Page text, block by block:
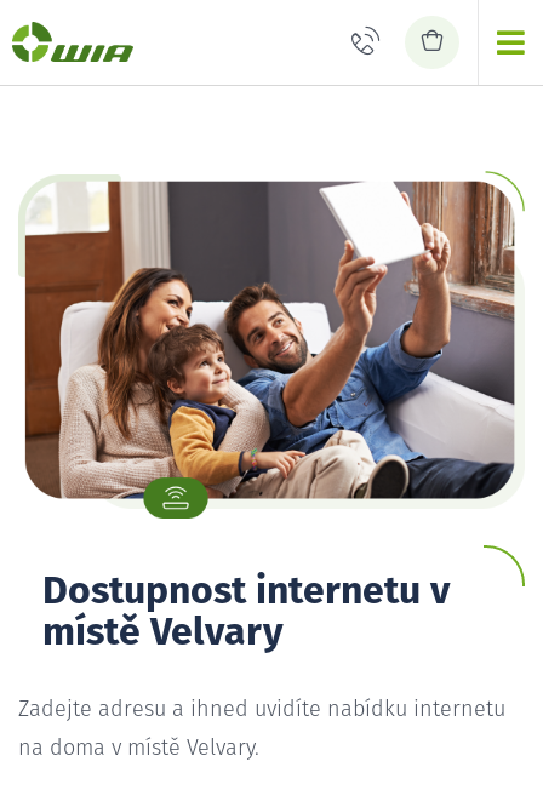
Dostupnost internetu v
místě Velvary
Zadejte adresu a ihned uvidíte nabídku internetu
na doma v místě Velvary.